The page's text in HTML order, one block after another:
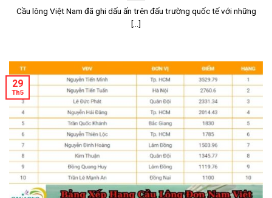
Cầu lông Việt Nam đã ghi dấu ấn trên đấu trường quốc tế với những
[...]
29
Th5